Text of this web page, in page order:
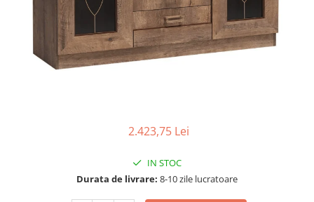
Suporturi si tavi
Chiuvete bucatarie
2.423,75 Lei
IN STOC
Durata de livrare: 8-10 zile lucratoare